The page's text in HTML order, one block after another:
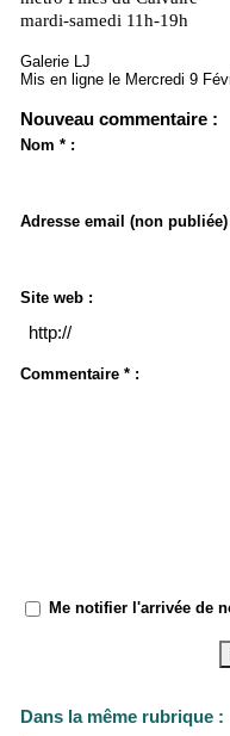
mardi-samedi 11h-19h
Galerie LJ
Mis en ligne le Mercredi 9
Nouveau commentaire :
Nom * :
Adresse email (non publiée)
Site web :
Commentaire * :
Me notifier l'arrivée de
Dans la même rubrique :